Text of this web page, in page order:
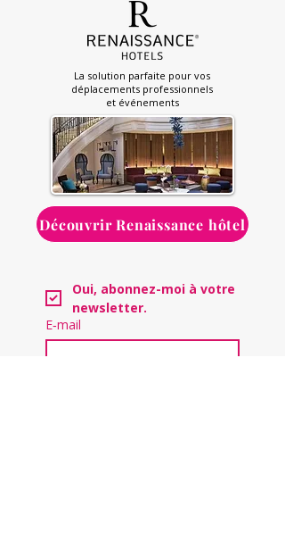
La solution parfaite pour vos
déplacements professionnels
et événements
Découvrir Renaissance hôtel
Oui, abonnez-moi à votre
newsletter.
E‑mail